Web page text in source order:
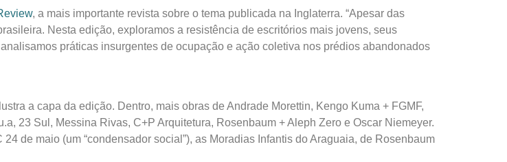
, a mais importante revista sobre o tema publicada na Inglaterra. “Apesar das
Nesta edição, exploramos a resistência de escritórios mais jovens, seus
práticas insurgentes de ocupação e ação coletiva nos prédios abandonados
a capa da edição. Dentro, mais obras de Andrade Morettin, Kengo Kuma + FGMF,
23 Sul, Messina Rivas, C+P Arquitetura, Rosenbaum + Aleph Zero e Oscar Niemeyer.
de maio (um “condensador social”), as Moradias Infantis do Araguaia, de Rosenbaum